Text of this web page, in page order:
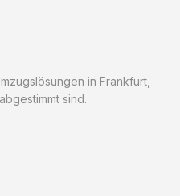
in Frankfurt,
sind.